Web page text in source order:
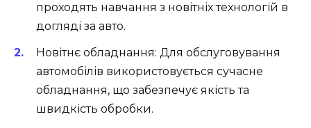
проходять навчання з новітніх технологій в
догляді за авто.
Новітнє обладнання: Для обслуговування
автомобілів використовується сучасне
обладнання, що забезпечує якість та
швидкість обробки.